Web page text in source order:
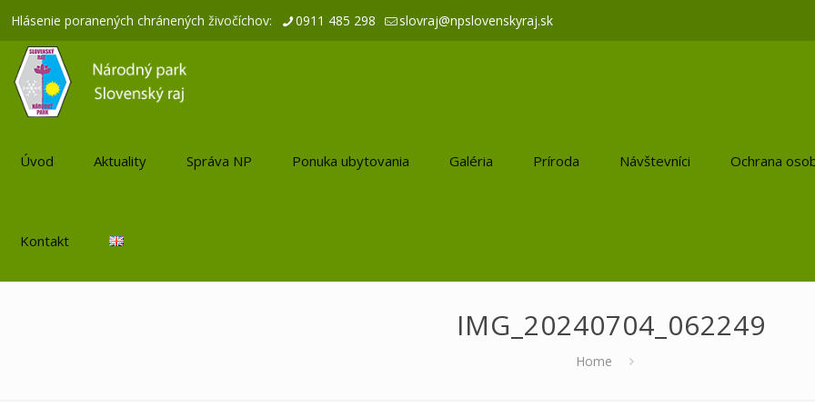
Hlásenie poranených chránených živočíchov: 0911 485 298 slovraj@npslovenskyraj.sk
Úvod Aktuality Správa NP Ponuka ubytovania Galéria Príroda Návštevníci Ochrana
Kontakt
IMG_20240704_062249
Home